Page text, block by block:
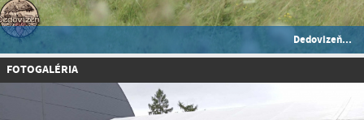
Dedovizeň...
FOTOGALÉRIA